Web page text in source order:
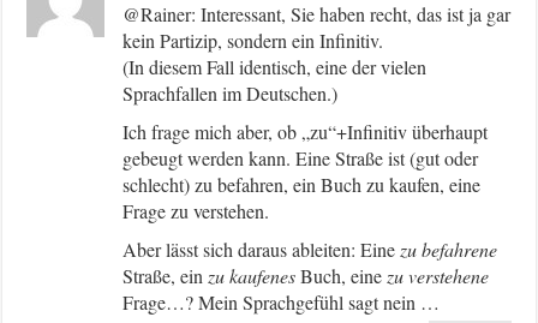
@Rainer: Interessant, Sie haben recht, das ist ja gar
kein Partizip, sondern ein Infinitiv.
(In diesem Fall identisch, eine der vielen
Sprachfallen im Deutschen.)
Ich frage mich aber, ob „zu“+Infinitiv überhaupt
gebeugt werden kann. Eine Straße ist (gut oder
schlecht) zu befahren, ein Buch zu kaufen, eine
Frage zu verstehen.
Aber lässt sich daraus ableiten: Einezu befahrene
Straße, einzu kaufenesBuch, einezu verstehene
Frage…? Mein Sprachgefühl sagt nein …